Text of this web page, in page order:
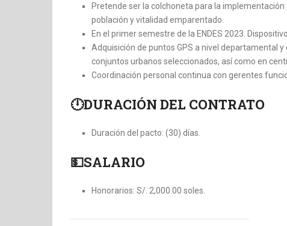
Pretende ser la colchoneta para la
población y vitalidad emparentado.
En el primer semestre de la ENDES 2023.
Adquisición de puntos GPS a nivel departamental
conjuntos urbanos seleccionados, así como en
Coordinación personal continua con gerentes
🕛DURACIÓN DEL CONTRATO
Duración del pacto: (30) días.
💵SALARIO
Honorarios: S/. 2,000.00 soles.